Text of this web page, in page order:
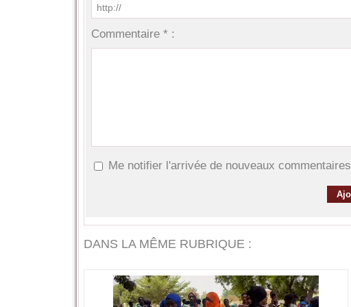
Commentaire * :
Me notifier l'arrivée de nouveaux commentaires
DANS LA MÊME RUBRIQUE :